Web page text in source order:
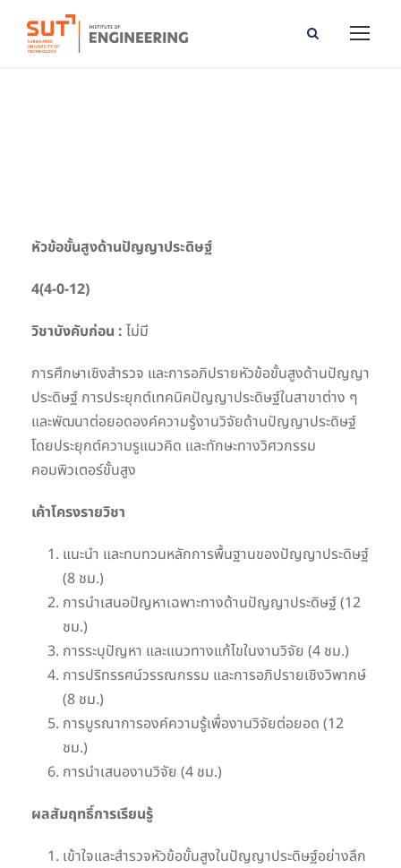
หัวข้อขั้นสูงด้านปัญญาประดิษฐ์
4(4-0-12)
วิชาบังคับก่อน : ไม่มี
การศึกษาเชิงสำรวจ และการอภิปรายหัวข้อขั้นสูงด้านปัญญา
ประดิษฐ์ การประยุกต์เทคนิคปัญญาประดิษฐ์ในสาขาต่าง ๆ
และพัฒนาต่อยอดองค์ความรู้งานวิจัยด้านปัญญาประดิษฐ์
โดยประยุกต์ความรูแนวคิด และทักษะทางวิศวกรรม
คอมพิวเตอร์ขั้นสูง
เค้าโครงรายวิชา
แนะนำ และทบทวนหลักการพื้นฐานของปัญญาประดิษฐ์
(8 ชม.)
การนำเสนอปัญหาเฉพาะทางด้านปัญญาประดิษฐ์ (12
ชม.)
การระบุปัญหา และแนวทางแก้ไขในงานวิจัย (4 ชม.)
การปริทรรศน์วรรณกรรม และการอภิปรายเชิงวิพากษ์
(8 ชม.)
การบูรณาการองค์ความรู้เพื่องานวิจัยต่อยอด (12
ชม.)
การนำเสนองานวิจัย (4 ชม.)
ผลสัมฤทธิ์การเรียนรู้
เข้าใจและสำรวจหัวข้อขั้นสูงในปัญญาประดิษฐ์อย่างลึก